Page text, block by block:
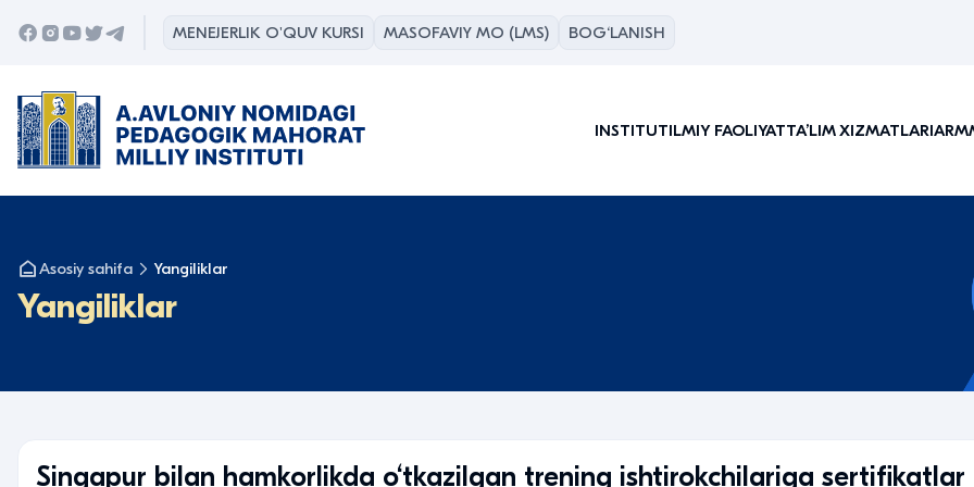
MENEJERLIK O'QUV KURSI MASOFAVIY MO (LMS) BOG‘LANISH
INSTITUTILMIY FAOLIYATTAʼLIM XIZMATLARIARM
Asosiy sahifa Yangiliklar
Yangiliklar
Singapur bilan hamkorlikda o‘tkazilgan trening ishtirokchilariga sertifikatlar